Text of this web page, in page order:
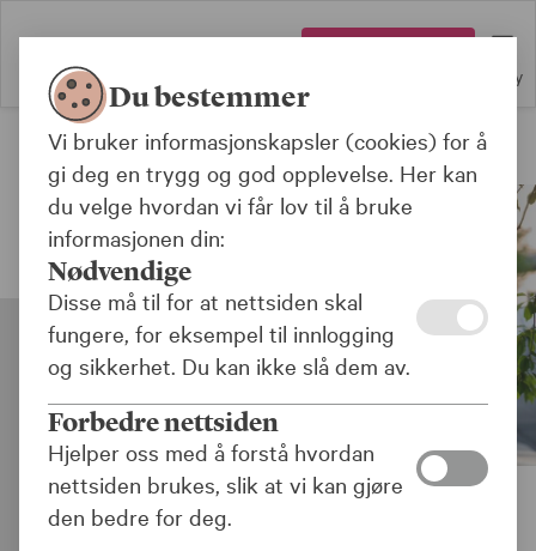
Meny
Nyhetssenter
Aage E. Schaanning. Konserndirektør økonomi og finans.
Du bestemmer
Vi bruker informasjonskapsler (cookies) for å
gi deg en trygg og god opplevelse. Her kan
du velge hvordan vi får lov til å bruke
informasjonen din:
Nødvendige
Disse må til for at nettsiden skal
fungere, for eksempel til innlogging
og sikkerhet. Du kan ikke slå dem av.
Forbedre nettsiden
Hjelper oss med å forstå hvordan
nettsiden brukes, slik at vi kan gjøre
den bedre for deg.